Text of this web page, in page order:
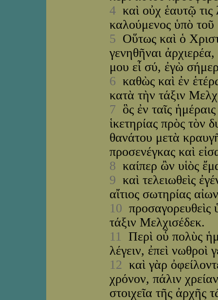
4 καὶ οὐχ ἑαυτῷ
καλούμενος ὑπὸ
5 Οὕτως καὶ ὁ
γενηθῆναι
μου εἶ σύ, ἐγὼ
6 καθὼς καὶ ἐν
κατὰ τὴν τάξιν
7 ὃς ἐν ταῖς
ἱκετηρίας πρὸς τὸν
θανάτου μετὰ
προσενέγκας καὶ
8 καίπερ ὢν υἱὸς
9 καὶ τελειωθεὶς
αἴτιος σωτηρίας
10 προσαγορευθεὶς
τάξιν Μελχισέδεκ.
11 Περὶ οὗ πολὺς
λέγειν, ἐπεὶ νωθροὶ
12 καὶ γὰρ
χρόνον, πάλιν
στοιχεῖα τῆς ἀρχῆς